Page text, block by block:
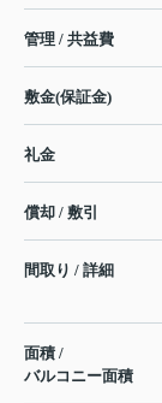
管理 / 共益費
敷金(保証金)
礼金
償却 / 敷引
間取り / 詳細
面積 /
バルコニー面積